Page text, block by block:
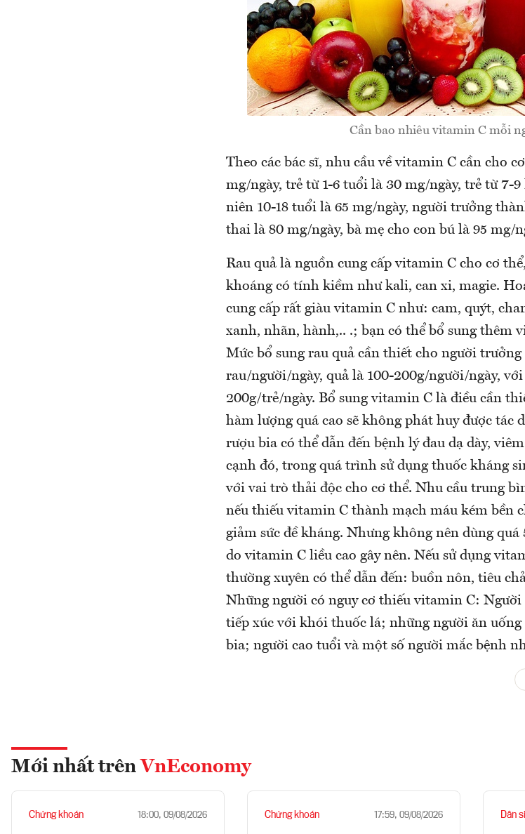
Cần bao nhiêu vitamin C mỗi
Theo các bác sĩ, nhu cầu về vitamin C cần cho
mg/ngày, trẻ từ 1-6 tuổi là 30 mg/ngày, trẻ từ 7-
niên 10-18 tuổi là 65 mg/ngày, người trưởng
thai là 80 mg/ngày, bà mẹ cho con bú là 95 mg/
Rau quả là nguồn cung cấp vitamin C cho cơ
khoáng có tính kiềm như kali, can xi, magie.
cung cấp rất giàu vitamin C như: cam, quýt,
xanh, nhãn, hành,.. .; bạn có thể bổ sung thêm
Mức bổ sung rau quả cần thiết cho người
rau/người/ngày, quả là 100-200g/người/ngày,
200g/trẻ/ngày. Bổ sung vitamin C là điều cần
hàm lượng quá cao sẽ không phát huy được tác
rượu bia có thể dẫn đến bệnh lý đau dạ dày,
cạnh đó, trong quá trình sử dụng thuốc kháng
với vai trò thải độc cho cơ thể. Nhu cầu trung
nếu thiếu vitamin C thành mạch máu kém bền
giảm sức đề kháng. Nhưng không nên dùng
do vitamin C liều cao gây nên. Nếu sử dụng
thường xuyên có thể dẫn đến: buồn nôn, tiêu
Những người có nguy cơ thiếu vitamin C:
tiếp xúc với khói thuốc lá; những người ăn
bia; người cao tuổi và một số người mắc bệnh
Mới nhất trên VnEconomy
Chứng khoán 18:00, 09/08/2026 Chứng khoán 17:59, 09/08/2026 Dân